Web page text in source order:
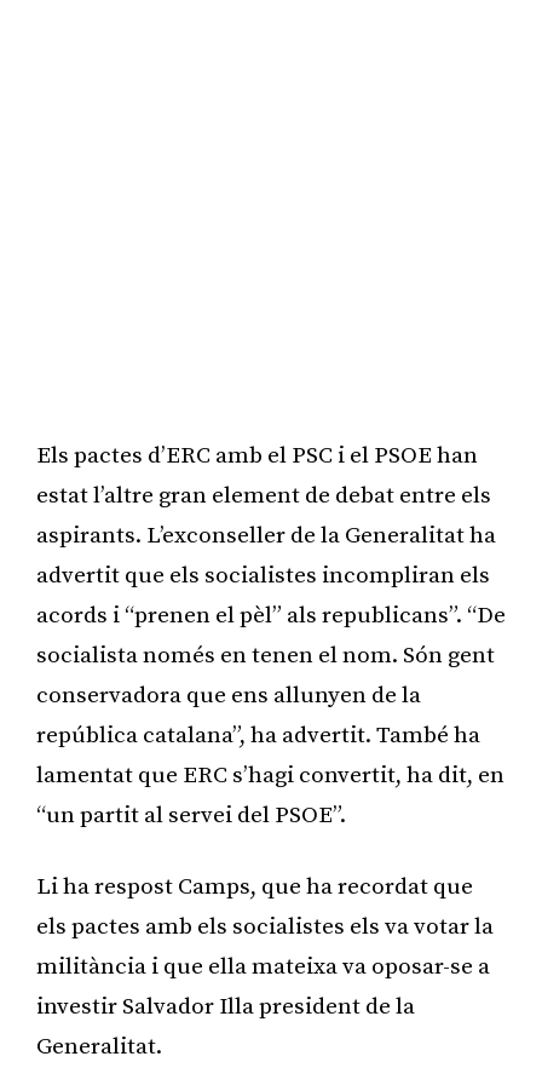
Els pactes d’ERC amb el PSC i el PSOE han
estat l’altre gran element de debat entre els
aspirants. L’exconseller de la Generalitat ha
advertit que els socialistes incompliran els
acords i “prenen el pèl” als republicans”. “De
socialista només en tenen el nom. Són gent
conservadora que ens allunyen de la
república catalana”, ha advertit. També ha
lamentat que ERC s’hagi convertit, ha dit, en
“un partit al servei del PSOE”.
Li ha respost Camps, que ha recordat que
els pactes amb els socialistes els va votar la
militància i que ella mateixa va oposar-se a
investir Salvador Illa president de la
Generalitat.